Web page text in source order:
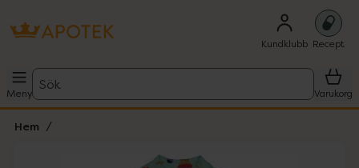
Kundklubb Recept
Meny
Sök
Varukorg
Hem